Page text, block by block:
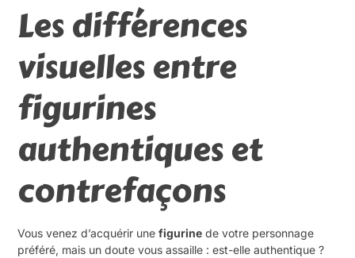
Les différences
visuelles entre
figurines
authentiques et
contrefaçons
Vous venez d’acquérir unefigurine de votre personnage
préféré, mais un doute vous assaille : est-elle authentique ?